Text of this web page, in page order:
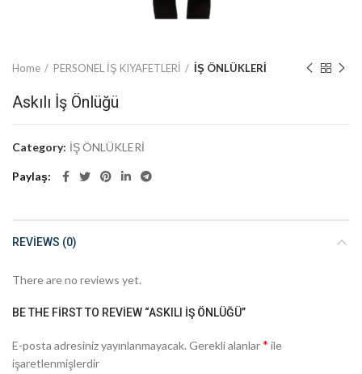
Home PERSONEL İŞ KIYAFETLERİ İŞ ÖNLÜKLERİ
Askılı İş Önlüğü
Category: İŞ ÖNLÜKLERİ
Paylaş
REVIEWS (0)
There are no reviews yet.
BE THE FIRST TO REVIEW “ASKILI İŞ ÖNLÜĞÜ”
E-posta adresiniz yayınlanmayacak. Gerekli alanlar* ile
işaretlenmişlerdir